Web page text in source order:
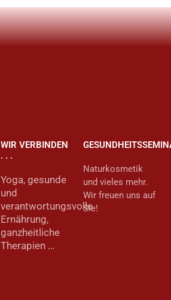
WIR VERBINDEN
. . .
Yoga, gesunde
und
verantwortungsvolle
Ernährung,
ganzheitliche
Therapien …
Naturkosmetik
und vieles mehr.
Wir freuen uns auf
Sie!